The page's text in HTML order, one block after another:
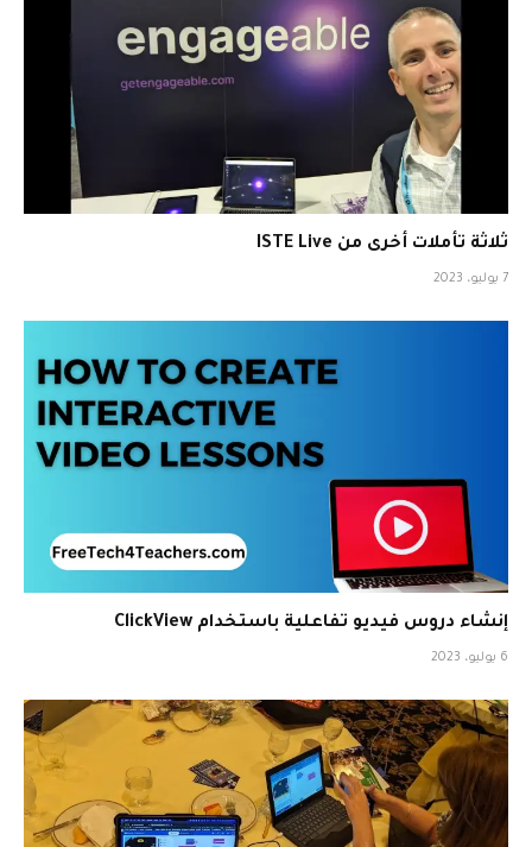
ثلاثة تأملات أخرى من ISTE Live
7 يوليو، 2023
إنشاء دروس فيديو تفاعلية باستخدام ClickView
6 يوليو، 2023